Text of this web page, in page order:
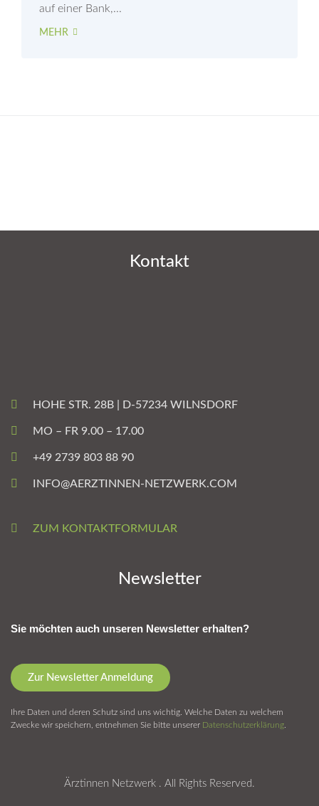
auf einer Bank,...
MEHR
Kontakt
HOHE STR. 28B | D-57234 WILNSDORF
MO – FR 9.00 – 17.00
+49 2739 803 88 90
INFO@AERZTINNEN-NETZWERK.COM
ZUM KONTAKTFORMULAR
Newsletter
Sie möchten auch unseren Newsletter erhalten?
Zur Newsletter Anmeldung
Ihre Daten und deren Schutz sind uns wichtig. Welche Daten zu welchem
Zwecke wir speichern, entnehmen Sie bitte unserer Datenschutzerklärung
Ärztinnen Netzwerk . All Rights Reserved.